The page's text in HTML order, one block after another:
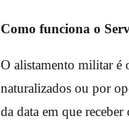
Como funciona o
O alistamento militar é
naturalizados ou por
da data em que